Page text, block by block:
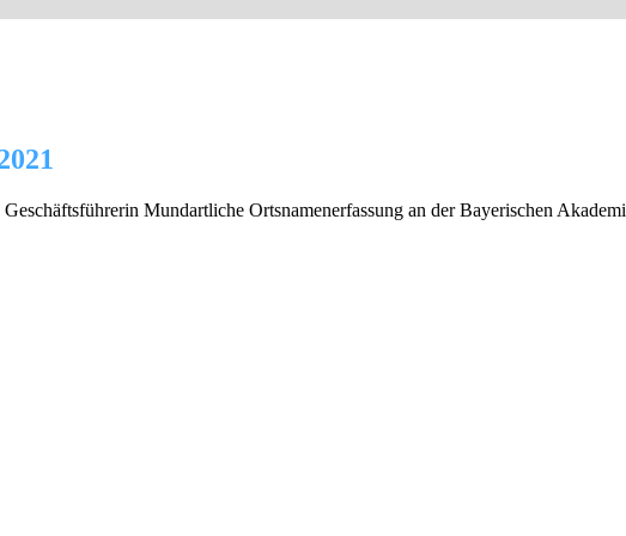
Mundartliche Ortsnamenerfassung an der Bayerischen